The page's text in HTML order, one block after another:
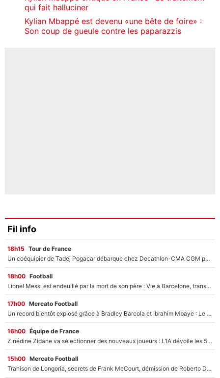
qui fait halluciner
Kylian Mbappé est devenu «une bête de foire» :
Son coup de gueule contre les paparazzis
Fil info
18h15 Tour de France
Un coéquipier de Tadej Pogacar débarque chez Decathlon-CMA CGM pour épauler Paul Seixas : «Mes meilleures années sont à venir»
18h00 Football
Lionel Messi est endeuillé par la mort de son père : Vie à Barcelone, transfert au PSG... voilà comment Jorge Messi a joué un rôle essentiel dans sa carrière !
17h00 Mercato Football
Un record bientôt explosé grâce à Bradley Barcola et Ibrahim Mbaye : Le PSG sur le point de réaliser un mercato historique ?
16h00 Équipe de France
Zinédine Zidane va sélectionner des nouveaux joueurs : L’IA dévoile les 5 cracks qui pourraient rapidement le rejoindre en équipe de France !
15h00 Mercato Football
Trahison de Longoria, secrets de Frank McCourt, démission de Roberto De Zerbi : Medhi Benatia se lâche sur son départ de l'OM et fait d'importantes révélations